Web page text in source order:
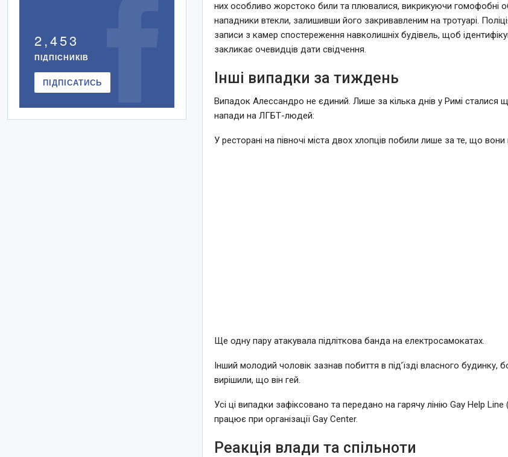
них особливо жорстоко били та плювалися, викрикуючи гомофобні
нападники втекли, залишивши його закривавленим на тротуарі.
записи з камер спостереження навколишніх будівель, щоб
закликає очевидців дати свідчення.
Інші випадки за тиждень
Випадок Алессандро не єдиний. Лише за кілька днів у Римі
напади на ЛГБТ-людей:
У ресторані на півночі міста двох хлопців побили лише за те, що вони
Ще одну пару атакувала підліткова банда на електросамокатах.
Інший молодий чоловік зазнав побиття в під’їзді власного будинку,
вирішили, що він гей.
Усі ці випадки зафіксовано та передано на гарячу лінію Gay Help
працює при організації Gay Center.
Реакція влади та спільноти
2,453
ПІДПІСНИКІВ
ПІДПІСАТИСЬ